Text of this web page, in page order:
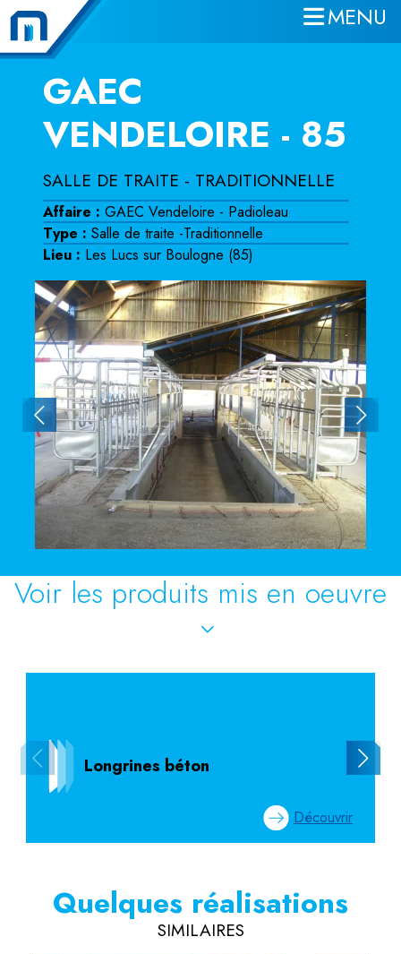
Aller au contenu principal
MENU
GAEC
VENDELOIRE - 85
SALLE DE TRAITE - TRADITIONNELLE
Affaire : GAEC Vendeloire - Padioleau
Type : Salle de traite -Traditionnelle
Lieu : Les Lucs sur Boulogne (85)
Voir les produits mis en oeuvre
Longrines béton
Découvrir
Quelques réalisations
SIMILAIRES